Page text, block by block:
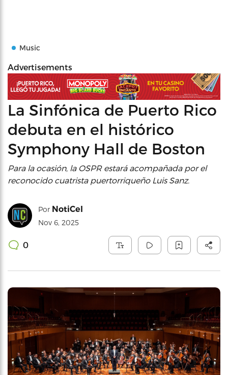
Music
Advertisements
La Sinfónica de Puerto Rico
debuta en el histórico
Symphony Hall de Boston
Para la ocasión, la OSPR estará acompañada por el
reconocido cuatrista puertorriqueño Luis Sanz.
Por NotiCel
Nov 6, 2025
0